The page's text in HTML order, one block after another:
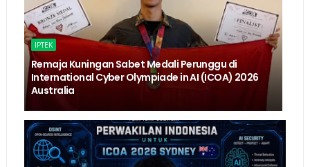
IPTEK
Remaja Kuningan Sabet Medali Perunggu di
International Cyber Olympiade in AI (ICOA) 2026
Australia